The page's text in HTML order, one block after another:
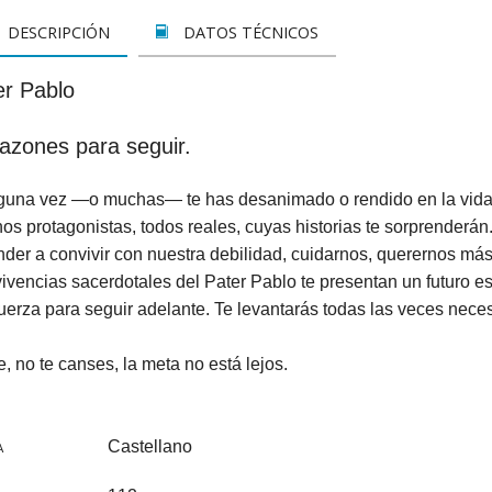
DOCUMENTALES
JUVENIL
SAN JOSEMARÍA
EDUCACIÓN Y FAMILIA
CATEQUESIS
PAPA FRANCISCO
VARIOS
INFANTIL Y JUVENIL
REZAR...
ESPIRITUALIDAD Y DOCTRINA
AÑO DE LA FE
EDUCACIÓN Y FAMILIA
INFANTIL
JUVENIL
SAN JOSEMARÍA
CATÓLICOS
SUSCRIPCION DIGITAL
DESCRIPCIÓN DATOS TÉCNICOS
Pablo
para seguir.
vez —o muchas— te has desanimado o rendido en la
protagonistas, todos reales, cuyas historias te
a convivir con nuestra debilidad, cuidarnos, querernos
sacerdotales del Pater Pablo te presentan un futuro
para seguir adelante. Te levantarás todas las veces
no te canses, la meta no está lejos.
Castellano